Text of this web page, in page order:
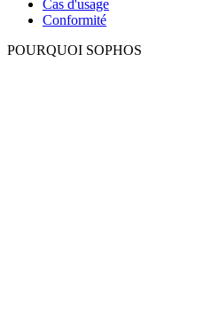
Cas d'usage
Conformité
POURQUOI SOPHOS